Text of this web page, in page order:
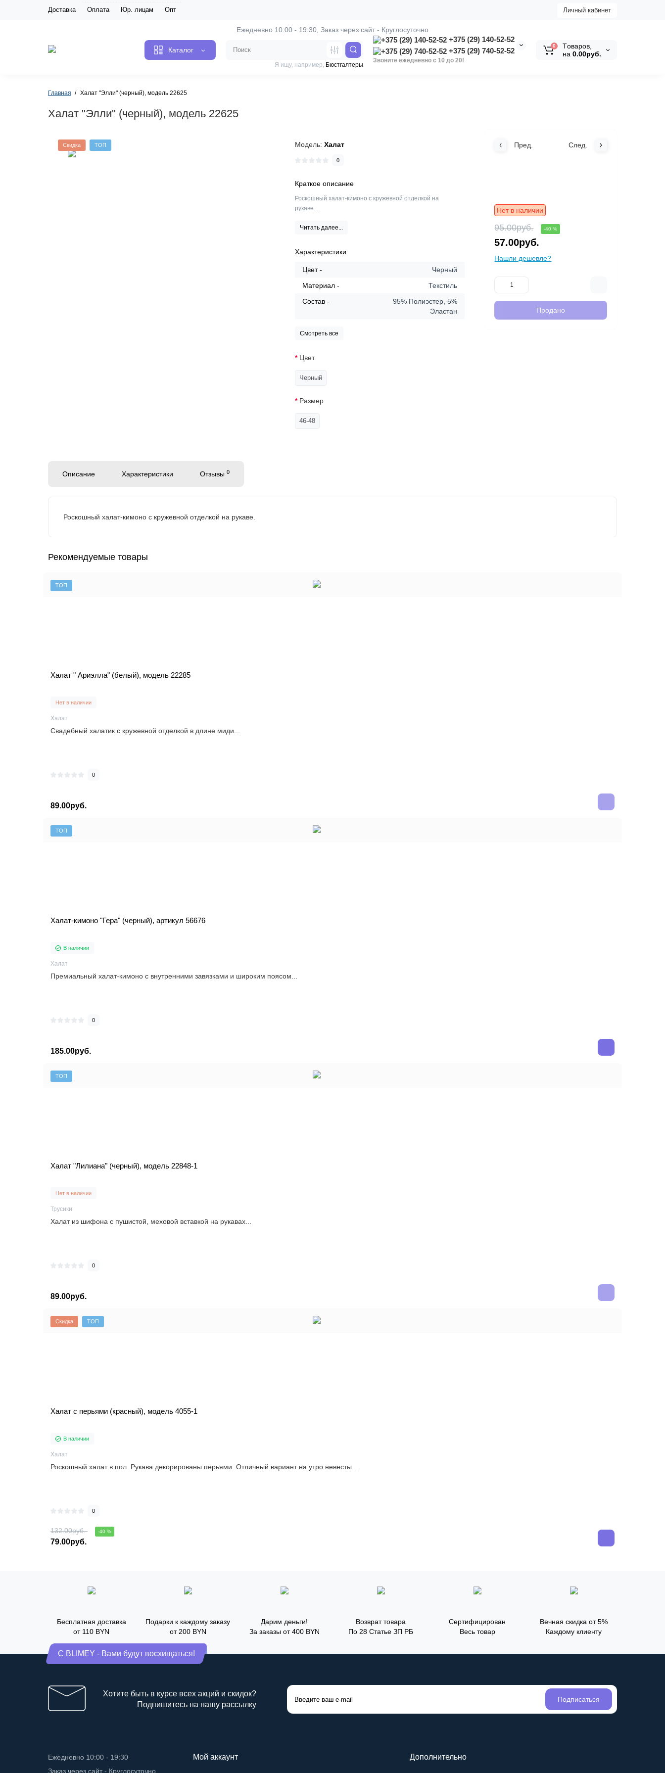
Доставка Оплата Юр. лицам Опт Личный кабинет
Каталог
Ежедневно 10:00 - 19:30, Заказ через сайт - Круглосуточно
+375 (29) 140-52-52
+375 (29) 740-52-52
Звоните ежедневно с 10 до 20!
Я ищу, например, Бюстгалтеры
0
Tоваров,
на 0.00руб.
Главная Халат "Элли" (черный), модель 22625
Халат "Элли" (черный), модель 22625
Скидка ТОП Модель:Халат
0
Краткое описание
Роскошный халат-кимоно с кружевной отделкой на
рукаве....
Читать далее...
Характеристики
Цвет -
Черный
Материал -
Текстиль
Состав -
95% Полиэстер, 5%
Эластан
Смотреть все
Цвет
Черный
Размер
46-48
Пред. След.
Нет в наличии
95.00руб. -40 %
57.00руб.
Нашли дешевле?
Продано
Описание Характеристики Отзывы 0
Роскошный халат-кимоно с кружевной отделкой на рукаве.
Рекомендуемые товары
ТОП
Халат " Ариэлла" (белый), модель 22285
Нет в наличии
Халат
Свадебный халатик с кружевной отделкой в длине миди...
0
89.00руб.
ТОП
Халат-кимоно "Гера" (черный), артикул 56676
В наличии
Халат
Премиальный халат-кимоно с внутренними завязками и широким поясом...
0
185.00руб.
ТОП
Халат "Лилиана" (черный), модель 22848-1
Нет в наличии
Трусики
Халат из шифона с пушистой, меховой вставкой на рукавах...
0
89.00руб.
Скидка ТОП
Халат с перьями (красный), модель 4055-1
В наличии
Халат
Роскошный халат в пол. Рукава декорированы перьями. Отличный вариант на утро невесты...
0
132.00руб. -40 %
79.00руб.
Бесплатная доставка
от 110 BYN
Подарки к каждому заказу
от 200 BYN
Дарим деньги!
За заказы от 400 BYN
Возврат товара
По 28 Статье ЗП РБ
Сертифицирован
Весь товар
Вечная скидка от 5%
Каждому клиенту
С BLIMEY - Вами будут восхищаться!
Хотите быть в курсе всех акций и скидок?
Подпишитесь на нашу рассылку
Подписаться
Ежедневно 10:00 - 19:30
Заказ через сайт - Круглосуточно
Мой аккаунт Дополнительно